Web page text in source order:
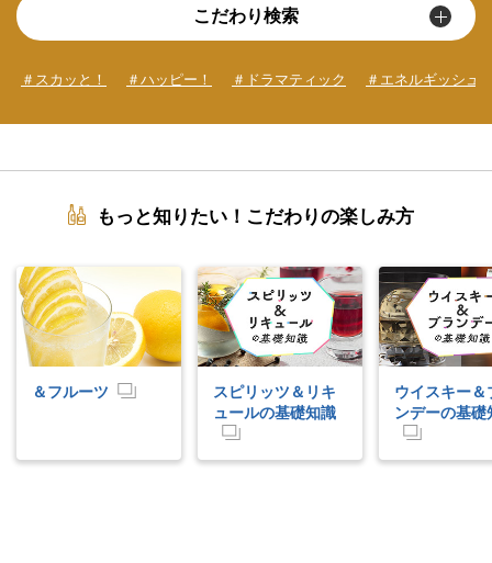
こだわり検索
＃スカッと！ ＃ハッピー！ ＃ドラマティック ＃エネルギッシュ
もっと知りたい！こだわりの楽しみ方
＆フルーツ
スピリッツ＆リキ
ュールの基礎知識
ウイスキー＆
ンデーの基礎